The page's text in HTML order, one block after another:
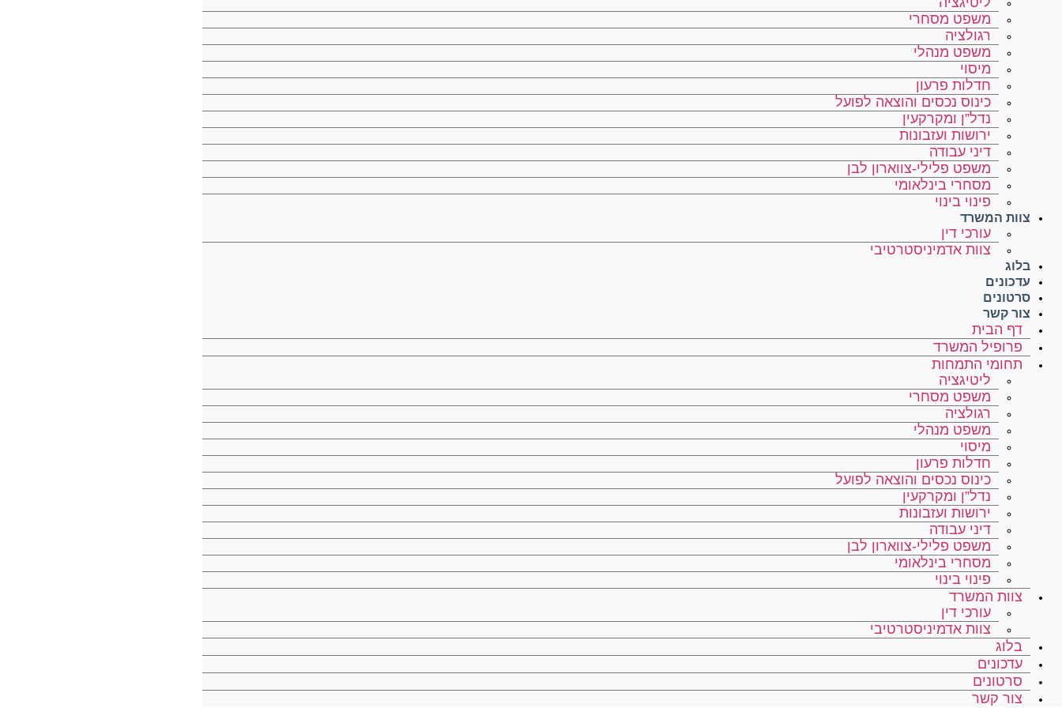
משפט מסחרי
רגולציה
משפט מנהלי
מיסוי
חדלות פרעון
כינוס נכסים והוצאה לפועל
נדל”ן ומקרקעין
ירושות ועזבונות
דיני עבודה
משפט פלילי-צווארון לבן
מסחרי בינלאומי
פינוי בינוי
צוות המשרד
עורכי דין
צוות אדמיניסטרטיבי
בלוג
עדכונים
סרטונים
צור קשר
דף הבית
פרופיל המשרד
תחומי התמחות
ליטיגציה
משפט מסחרי
רגולציה
משפט מנהלי
מיסוי
חדלות פרעון
כינוס נכסים והוצאה לפועל
נדל”ן ומקרקעין
ירושות ועזבונות
דיני עבודה
משפט פלילי-צווארון לבן
מסחרי בינלאומי
פינוי בינוי
צוות המשרד
עורכי דין
צוות אדמיניסטרטיבי
בלוג
עדכונים
סרטונים
צור קשר